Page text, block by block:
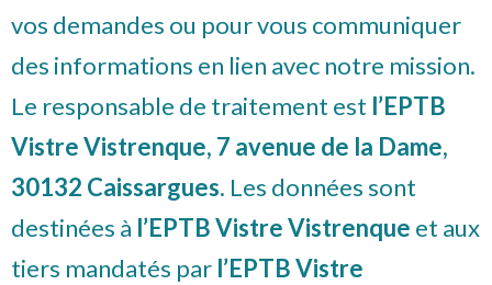
vos demandes ou pour vous communiquer
des informations en lien avec notre mission.
Le responsable de traitement est l’EPTB
Vistre Vistrenque, 7 avenue de la Dame,
30132 Caissargues. Les données sont
destinées à l’EPTB Vistre Vistrenque et aux
tiers mandatés par l’EPTB Vistre